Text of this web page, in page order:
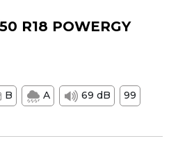
R18 POWERGY
B A 69 dB
99